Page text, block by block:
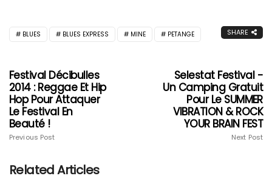
BLUES BLUES EXPRESS MINE PETANGE SHARE
Festival Décibulles
2014 : Reggae Et Hip
Hop Pour Attaquer
Le Festival En
Beauté !
Previous Post
Selestat Festival -
Un Camping Gratuit
Pour Le SUMMER
VIBRATION & ROCK
YOUR BRAIN FEST
Next Post
Related Articles